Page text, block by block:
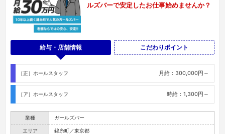
ルズバーで安定したお仕事始めませんか？
給与・店舗情報 こだわりポイント
［正］ホールスタッフ 月給：300,000円～
［ア］ホールスタッフ 時給：1,300円～
業種 ガールズバー
エリア 錦糸町／東京都